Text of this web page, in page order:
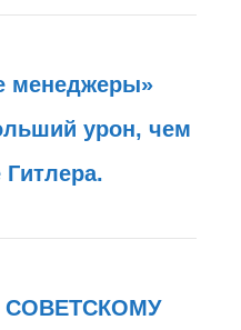
менеджеры»
урон, чем
СОВЕТСКОМУ